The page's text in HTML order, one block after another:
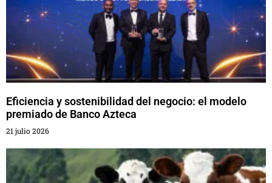
Eficiencia y sostenibilidad del negocio: el modelo
premiado de Banco Azteca
21 julio 2026